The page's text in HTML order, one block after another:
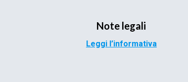
Note legali
Leggi l’informativa